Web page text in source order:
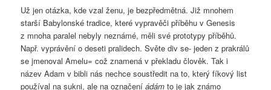
Už jen otázka, kde vzal ženu, je bezpředmětná. Již mnohem
starší Babylonské tradice, které vypravěči příběhu v Genesis
z mnoha paralel nebyly neznámé, měli své prototypy příběhů.
Např. vyprávění o deseti pralidech. Světe div se- jeden z prakrálů
se jmenoval Amelu= což znamená v překladu člověk. Tak i
název Adam v bibli nás nechce soustředit na to, který fíkový list
používal na sukni, ale na označení ádám to je jak známo